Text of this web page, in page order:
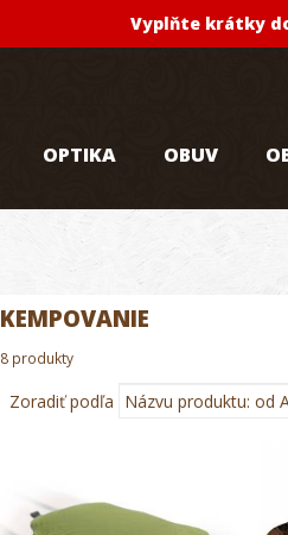
Vyplňte krátky
OPTIKA OBUV
KEMPOVANIE
8 produkty
Zoradiť podľa